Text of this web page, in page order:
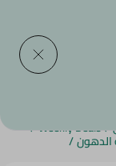
/
Weekly Deals
/
الدهون/